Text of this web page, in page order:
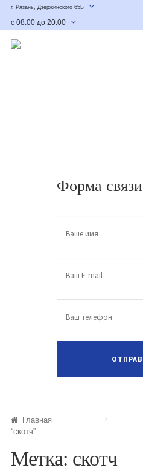
г. Рязань, Дзержинского 65Б
с 08:00 до 20:00
Форма связи
Главная
“скотч”
Метка: скотч